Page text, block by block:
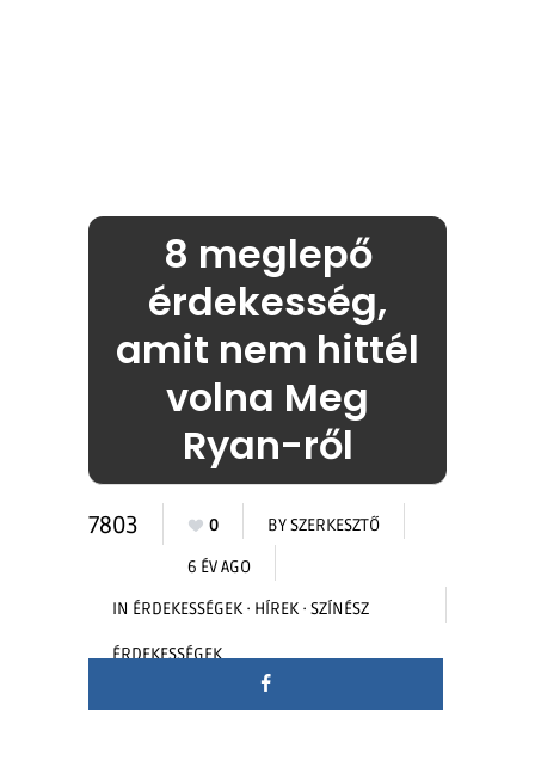
8 meglepő
érdekesség,
amit nem hittél
volna Meg
Ryan-ről
7803 0 BYSZERKESZTŐ
6 ÉV AGO
IN ÉRDEKESSÉGEK · HÍREK · SZÍNÉSZ
ÉRDEKESSÉGEK